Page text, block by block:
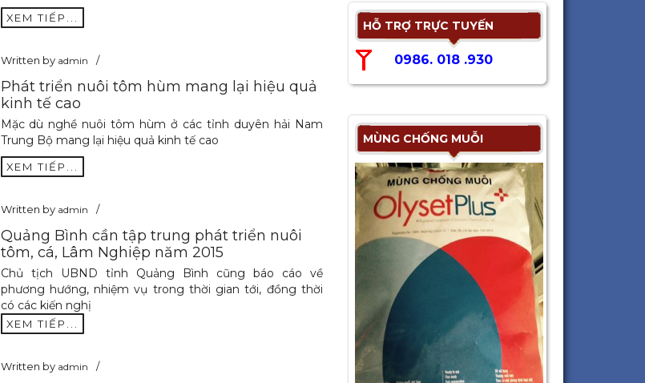
XEM TIẾP...
Written by admin
Phát triển nuôi tôm hùm mang lại hiệu quả
kinh tế cao
Mặc dù nghề nuôi tôm hùm ở các tỉnh duyên hải Nam
Trung Bộ mang lại hiệu quả kinh tế cao
XEM TIẾP...
Written by admin
Quảng Bình cần tập trung phát triển nuôi
tôm, cá, Lâm Nghiệp năm 2015
Chủ tịch UBND tỉnh Quảng Bình cũng báo cáo về
phương hướng, nhiệm vụ trong thời gian tới, đồng thời
có các kiến nghị
XEM TIẾP...
Written by admin
HỖ TRỢ TRỰC TUYẾN
0986. 018 .930
MÙNG CHỐNG MUỖI